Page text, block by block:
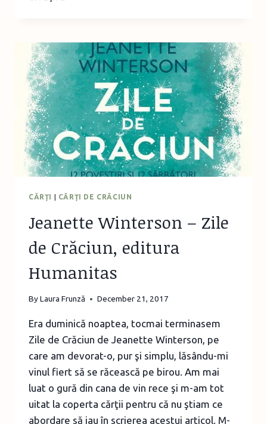
CRISTI
DĂNILEŢ,
HUMANITAS
CĂRŢI | CĂRŢI DE CRĂCIUN
Jeanette Winterson – Zile
de Crăciun, editura
Humanitas
ByLaura Frunză December 21, 2017
Era duminică noaptea, tocmai terminasem
Zile de Crăciun de Jeanette Winterson, pe
care am devorat-o, pur şi simplu, lăsându-mi
vinul fiert să se răcească pe birou. Am mai
luat o gură din cana de vin rece şi m-am tot
uitat la coperta cărţii pentru că nu ştiam ce
abordare să iau în scrierea acestui articol. M-